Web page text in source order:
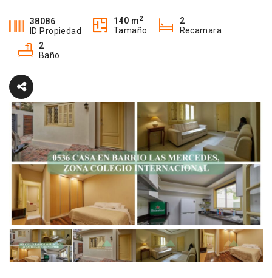
38086
ID Propiedad
140 m2
Tamaño
2
Recamara
2
Baño